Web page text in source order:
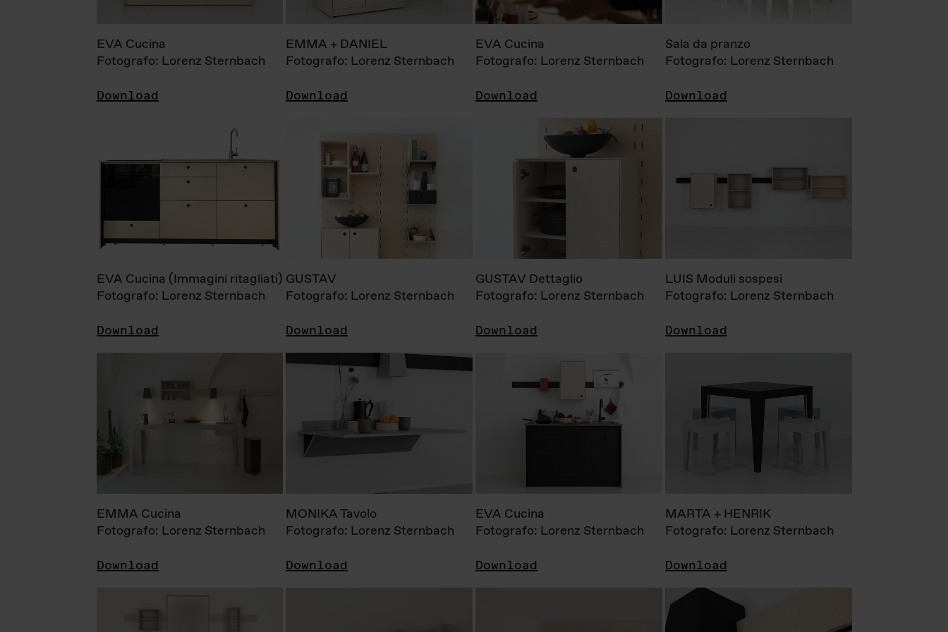
EVA Cucina
Fotografo: Lorenz Sternbach
Download
EMMA + DANIEL
Fotografo: Lorenz Sternbach
Download
EVA Cucina
Fotografo: Lorenz Sternbach
Download
Sala da pranzo
Fotografo: Lorenz Sternbach
Download
EVA Cucina (Immagini ritagliati)
Fotografo: Lorenz Sternbach
Download
GUSTAV
Fotografo: Lorenz Sternbach
Download
GUSTAV Dettaglio
Fotografo: Lorenz Sternbach
Download
LUIS Moduli sospesi
Fotografo: Lorenz Sternbach
Download
EMMA Cucina
Fotografo: Lorenz Sternbach
Download
MONIKA Tavolo
Fotografo: Lorenz Sternbach
Download
EVA Cucina
Fotografo: Lorenz Sternbach
Download
MARTA + HENRIK
Fotografo: Lorenz Sternbach
Download